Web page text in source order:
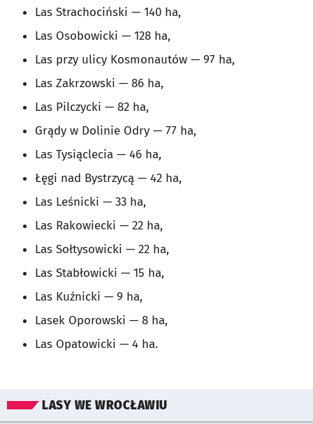
Las Strachociński — 140 ha,
Las Osobowicki — 128 ha,
Las przy ulicy Kosmonautów — 97 ha,
Las Zakrzowski — 86 ha,
Las Pilczycki — 82 ha,
Grądy w Dolinie Odry — 77 ha,
Las Tysiąclecia — 46 ha,
Łęgi nad Bystrzycą — 42 ha,
Las Leśnicki — 33 ha,
Las Rakowiecki — 22 ha,
Las Sołtysowicki — 22 ha,
Las Stabłowicki — 15 ha,
Las Kuźnicki — 9 ha,
Lasek Oporowski — 8 ha,
Las Opatowicki — 4 ha.
LASY WE WROCŁAWIU